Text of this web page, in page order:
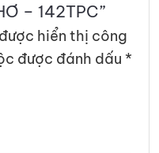
– 142TPC”
hiển thị công
được đánh dấu *